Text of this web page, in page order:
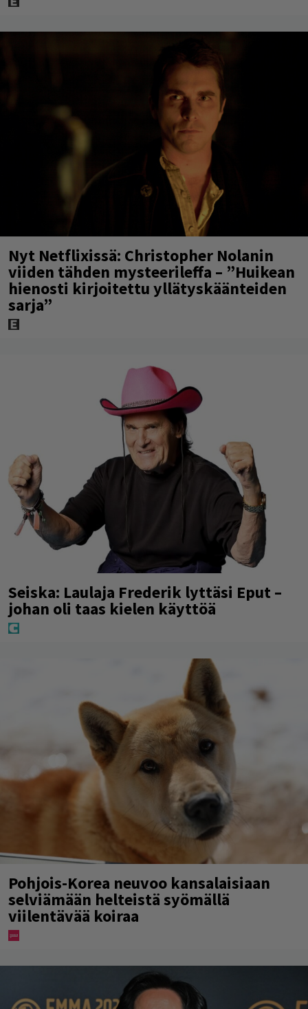
Nyt Netflixissä: Christopher Nolanin
viiden tähden mysteerileffa – ”Huikean
hienosti kirjoitettu yllätyskäänteiden
sarja”
Seiska: Laulaja Frederik lyttäsi Eput –
johan oli taas kielen käyttöä
Pohjois-Korea neuvoo kansalaisiaan
selviämään helteistä syömällä
viilentävää koiraa